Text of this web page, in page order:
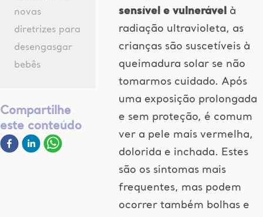
novas
diretrizes para
desengasgar
bebês
Compartilhe
este conteúdo
sensível e vulnerável
à
radiação ultravioleta, as
crianças são suscetíveis à
queimadura solar se não
tomarmos cuidado. Após
uma exposição prolongada
e sem proteção, é comum
ver a pele mais vermelha,
dolorida e inchada. Estes
são os sintomas mais
frequentes, mas podem
ocorrer também bolhas e